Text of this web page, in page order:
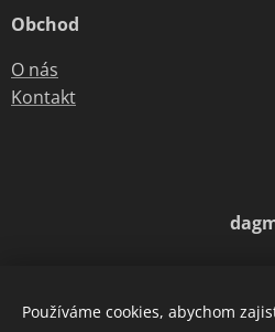
Obchod
O nás
Kontakt
Používáme cookies, abychom